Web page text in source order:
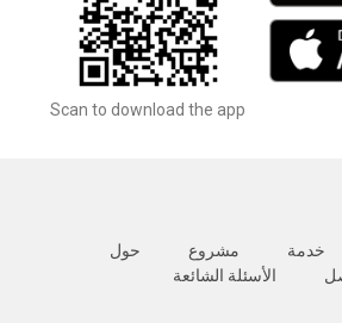
Scan to download the app
حول مشروع خدمة
الأسئلة الشائعة